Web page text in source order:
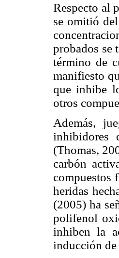
Respecto al
se omitió
probados se
término de
manifiesto
que inhibe
otros
Además,
inhibidores
(Thomas,
carbón
compuestos
heridas
(2005) ha
polifenol
inhiben la
inducción